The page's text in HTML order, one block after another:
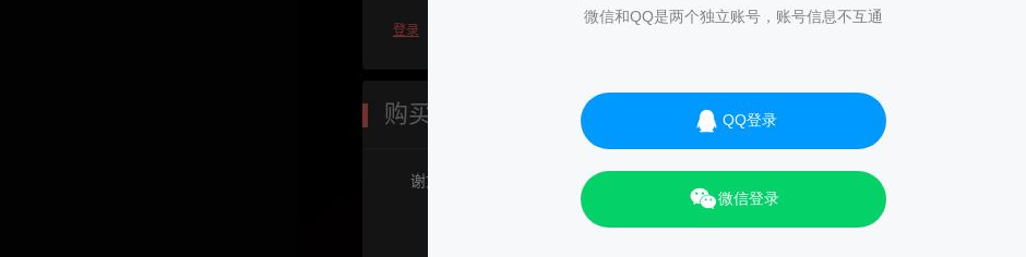
微信和QQ是两个独立账号，账号信息不互通
QQ登录
微信登录